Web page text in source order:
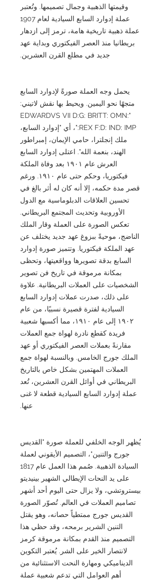
وقيمتها الذهبية وجمال تصميمها. وتُعتبر
عملة إدوارد السابع السيادية لعام 1907
عملة ذهبية تاريخية هامة، ترمز إلى ازدهار
بريطانيا منذ العصر الفيكتوري وبداية عهد
جديد في مطلع القرن العشرين.
يحمل وجه العملة صورةً لإدوارد السابع
متجهًا نحو اليمين. ويحيط بها نقش لاتيني:
"EDWARDVS VII D:G: BRITT: OMN:
REX F:D: IND: IMP:"، أي "إدوارد السابع،
ملك إنجلترا، حامي الإيمان، إمبراطور
الهند، بنعمة الله". اعتلى إدوارد السابع
العرش عام ١٩٠١ بعد وفاة الملكة
فيكتوريا، وحكم حتى عام ١٩١٠. ورغم
قصر مدة حكمه، إلا أنه كان له أثر بالغ في
تحسين العلاقات الدبلوماسية مع الدول
الأوروبية وتحديث المجتمع البريطاني.
تعكس الصورة على العملة وقار الملك
الناضج، موحيةً ببزوغ عهد جديد يختلف عن
عهد الملكة فيكتوريا. وتتميز صورة إدوارد
السابع بدقة تصويرها وواقعيتها، وتحظى
بمكانة مرموقة في تاريخ فن تصوير
الشخصيات على العملات البريطانية. علاوة
على ذلك، صدرت عملات إدوارد السابع
السيادية لفترة قصيرة نسبيًا، من عام
١٩٠٢ إلى عام ١٩١٠، مما أكسبها شعبية
فريدة كقطع نادرة لهواة جمع العملات
مقارنةً بعملات العصر الفيكتوري أو عهد
الملك جورج الخامس. وبالنسبة لهواة جمع
العملات المهتمين بشكل خاص بالتاريخ
البريطاني في أوائل القرن العشرين، تُعد
عملة إدوارد السابع السيادية قطعة لا غنى
عنها.
يُظهر الوجه الخلفي للعملة صورة "القديس
جورج والتنين"، التصميم الأيقوني لعملة
السيادة الذهبية. صُمم هذا العمل عام 1817
على يد النحات الإيطالي الشهير بينيديتو
بيستروتشي، ولا يزال حتى اليوم أحد أشهر
تصاميم العملات في العالم. تُصوّر الصورة
القديس جورج ممتطياً حصانه، وهو يقتل
التنين الشرير برمحه، وقد حظي هذا
التصميم منذ القدم بمكانة مرموقة كرمز
لانتصار الخير على الشر. يُعتبر التكوين
الديناميكي ومهارة النحت الاستثنائية من
أهم العوامل التي تدعم شعبية عملة